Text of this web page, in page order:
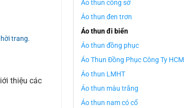
trang.
thiệu các
Áo thun công sở
Áo thun đen trơn
Áo thun đi biển
Áo thun đồng phục
Áo Thun Đồng Phục Công Ty HCM
Áo thun LMHT
Áo thun màu trắng
Áo thun nam có cổ